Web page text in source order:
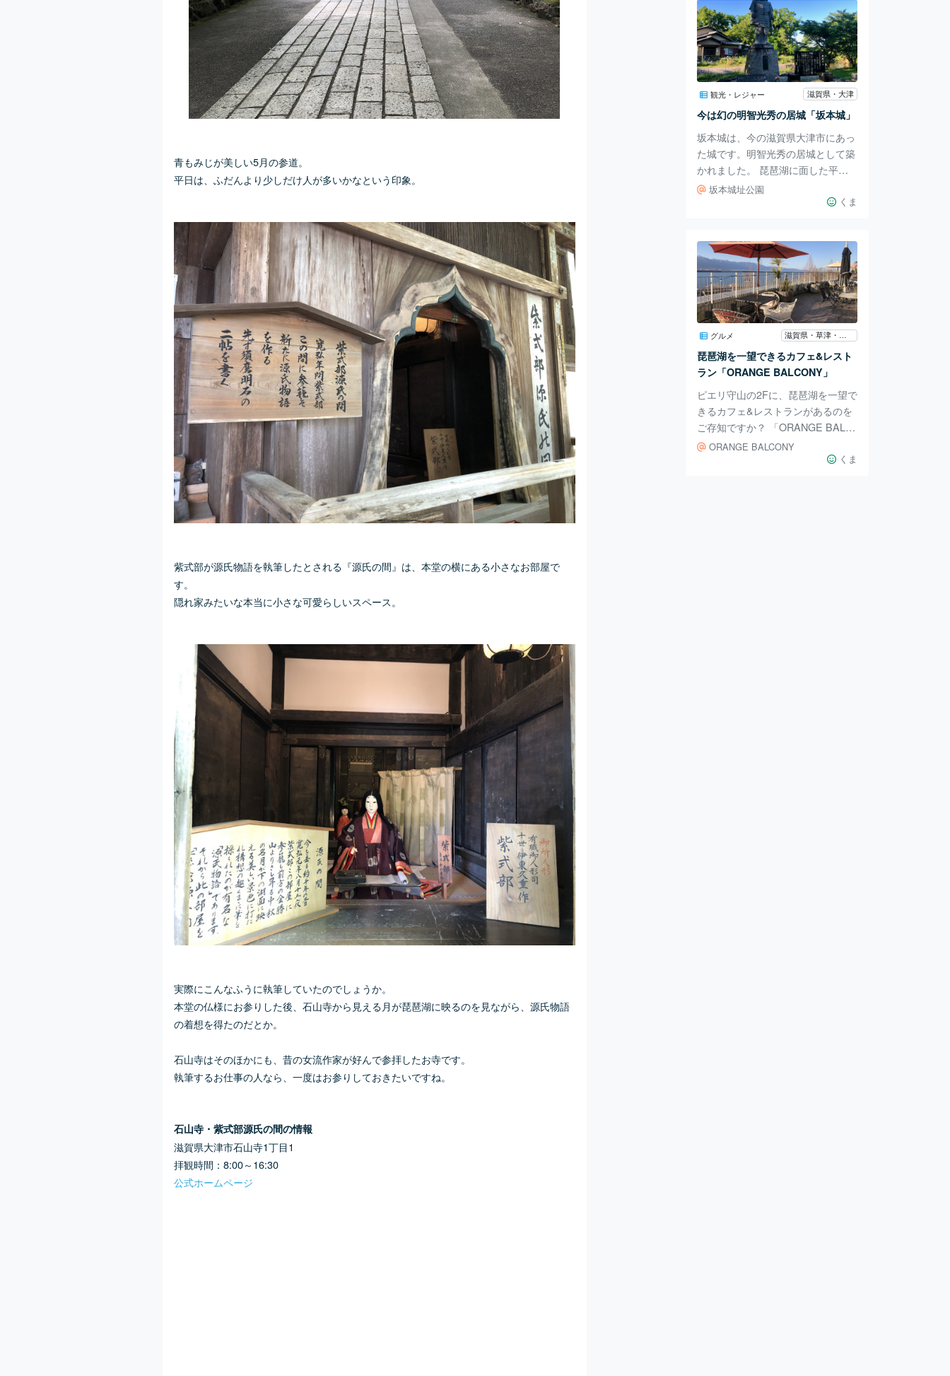
青もみじが美しい5月の参道。
平日は、ふだんより少しだけ人が多いかなという印象。
紫式部が源氏物語を執筆したとされる『源氏の間』は、本堂の横にある小さなお部屋で
す。
隠れ家みたいな本当に小さな可愛らしいスペース。
実際にこんなふうに執筆していたのでしょうか。
本堂の仏様にお参りした後、石山寺から見える月が琵琶湖に映るのを見ながら、源氏物語
の着想を得たのだとか。
石山寺はそのほかにも、昔の女流作家が好んで参拝したお寺です。
執筆するお仕事の人なら、一度はお参りしておきたいですね。
石山寺・紫式部源氏の間の情報
滋賀県大津市石山寺1丁目1
拝観時間：8:00～16:30
公式ホームページ
材にこだわった美味しいおはぎと紅
茶が自慢のカフェがあります。 「C
aFe KanOn」（カフェ カンノン）
は2022年12月オープン。観音堂の
ある高台にお店があり、琵琶湖を一
望できます。 滋賀県のお米と大納
言あずき、和三盆を使い、甘さを抑
えたおはぎはひと口サイズでとても
可愛ら
観光・レジャー 滋賀県・大津
今は幻の明智光秀の居城「坂本城」
坂本城は、今の滋賀県大津市にあっ
た城です。明智光秀の居城として築
かれました。 琵琶湖に面した平城
で、当時、織田信長の安土城につぐ
天下第二の城と評されるほど、豪壮
ますが、天王山の戦いで羽柴秀吉に
敗死します。その後、坂本城に籠城
する光秀の重臣・明智秀満は城に火
をかけて自害。坂本城は焼失しまし
た。 のちに丹羽長秀によって再建
されますが、再び廃城となり、その
後再建されることはありませんでし
た。 現在は、城郭跡地の大半は市
街地化されており、推
坂本城址公園
くま
グルメ 滋賀県・草津・守山
琵琶湖を一望できるカフェ&レスト
ラン「ORANGE BALCONY」
ピエリ守山の2Fに、琵琶湖を一望で
きるカフェ&レストランがあるのを
ご存知ですか？ 「ORANGE BALC
ONY（オレンジバルコニー）」は、
滋賀県産の野菜をたっぷり使ったイ
ORANGE BALCONY
くま